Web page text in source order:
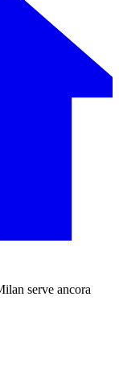
serve ancora